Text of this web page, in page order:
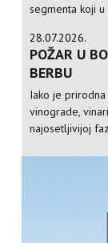
segmenta koji
28.07.2026.
POŽAR U
BERBU
Iako je
vinograde,
najosetljivijoj